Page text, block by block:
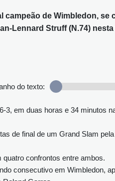
campeão de Wimbledon, se
Lennard Struff (N.74) nesta
do texto:
3, em duas horas e 34 minutos
de final de um Grand Slam
confrontos entre ambos.
consecutivo em Wimbledon,